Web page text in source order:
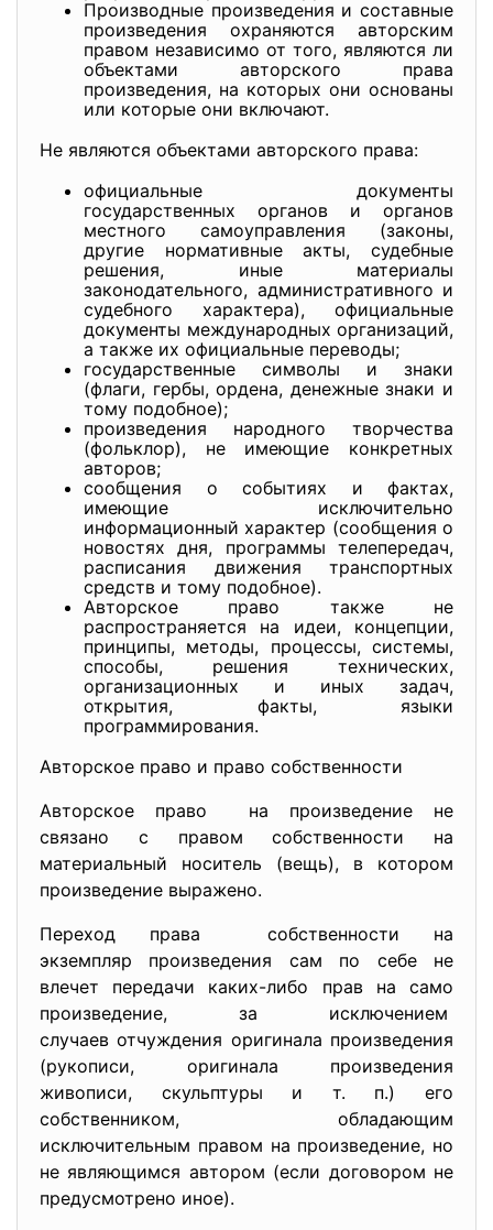
Производные произведения и составные
произведения охраняются авторским
правом независимо от того, являются ли
объектами авторского права
произведения, на которых они основаны
или которые они включают.
Не являются объектами авторского права:
официальные документы
государственных органов и органов
местного самоуправления (законы,
другие нормативные акты, судебные
решения, иные материалы
законодательного, административного и
судебного характера), официальные
документы международных организаций,
а также их официальные переводы;
государственные символы и знаки
(флаги, гербы, ордена, денежные знаки и
тому подобное);
произведения народного творчества
(фольклор), не имеющие конкретных
авторов;
сообщения о событиях и фактах,
имеющие исключительно
информационный характер (сообщения о
новостях дня, программы телепередач,
расписания движения транспортных
средств и тому подобное).
Авторское право также не
распространяется на идеи, концепции,
принципы, методы, процессы, системы,
способы, решения технических,
организационных и иных задач,
открытия, факты, языки
программирования.
Авторское право и право собственности
Авторское право на произведение не
связано с правом собственности на
материальный носитель (вещь), в котором
произведение выражено.
Переход права собственности на
экземпляр произведения сам по себе не
влечет передачи каких-либо прав на само
произведение, за исключением
случаев отчуждения оригинала произведения
(рукописи, оригинала произведения
живописи, скульптуры и т. п.) его
собственником, обладающим
исключительным правом на произведение, но
не являющимся автором (если договором не
предусмотрено иное).